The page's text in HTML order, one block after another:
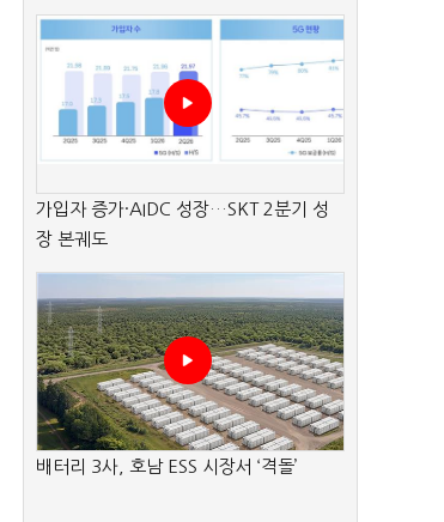
가입자 증가·AIDC 성장…SKT 2분기 성
장 본궤도
배터리 3사, 호남 ESS 시장서 ‘격돌’